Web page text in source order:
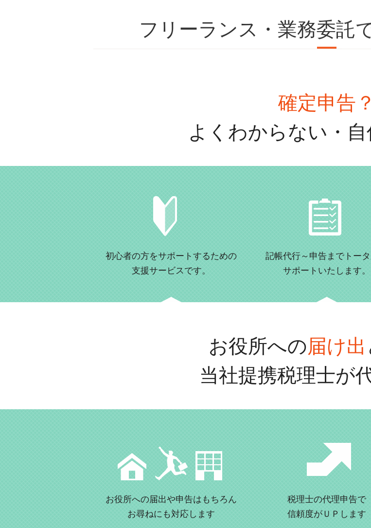
フリーランス・業務委託
確定申告？
よくわからない・
初心者の方をサポートするための
支援サービスです。
記帳代行～申告までトー
サポートいたします。
お役所への届け出
当社提携税理士が
お役所への届出や申告はもちろん
お尋ねにも対応します
税理士の代理申告で
信頼度がＵＰします